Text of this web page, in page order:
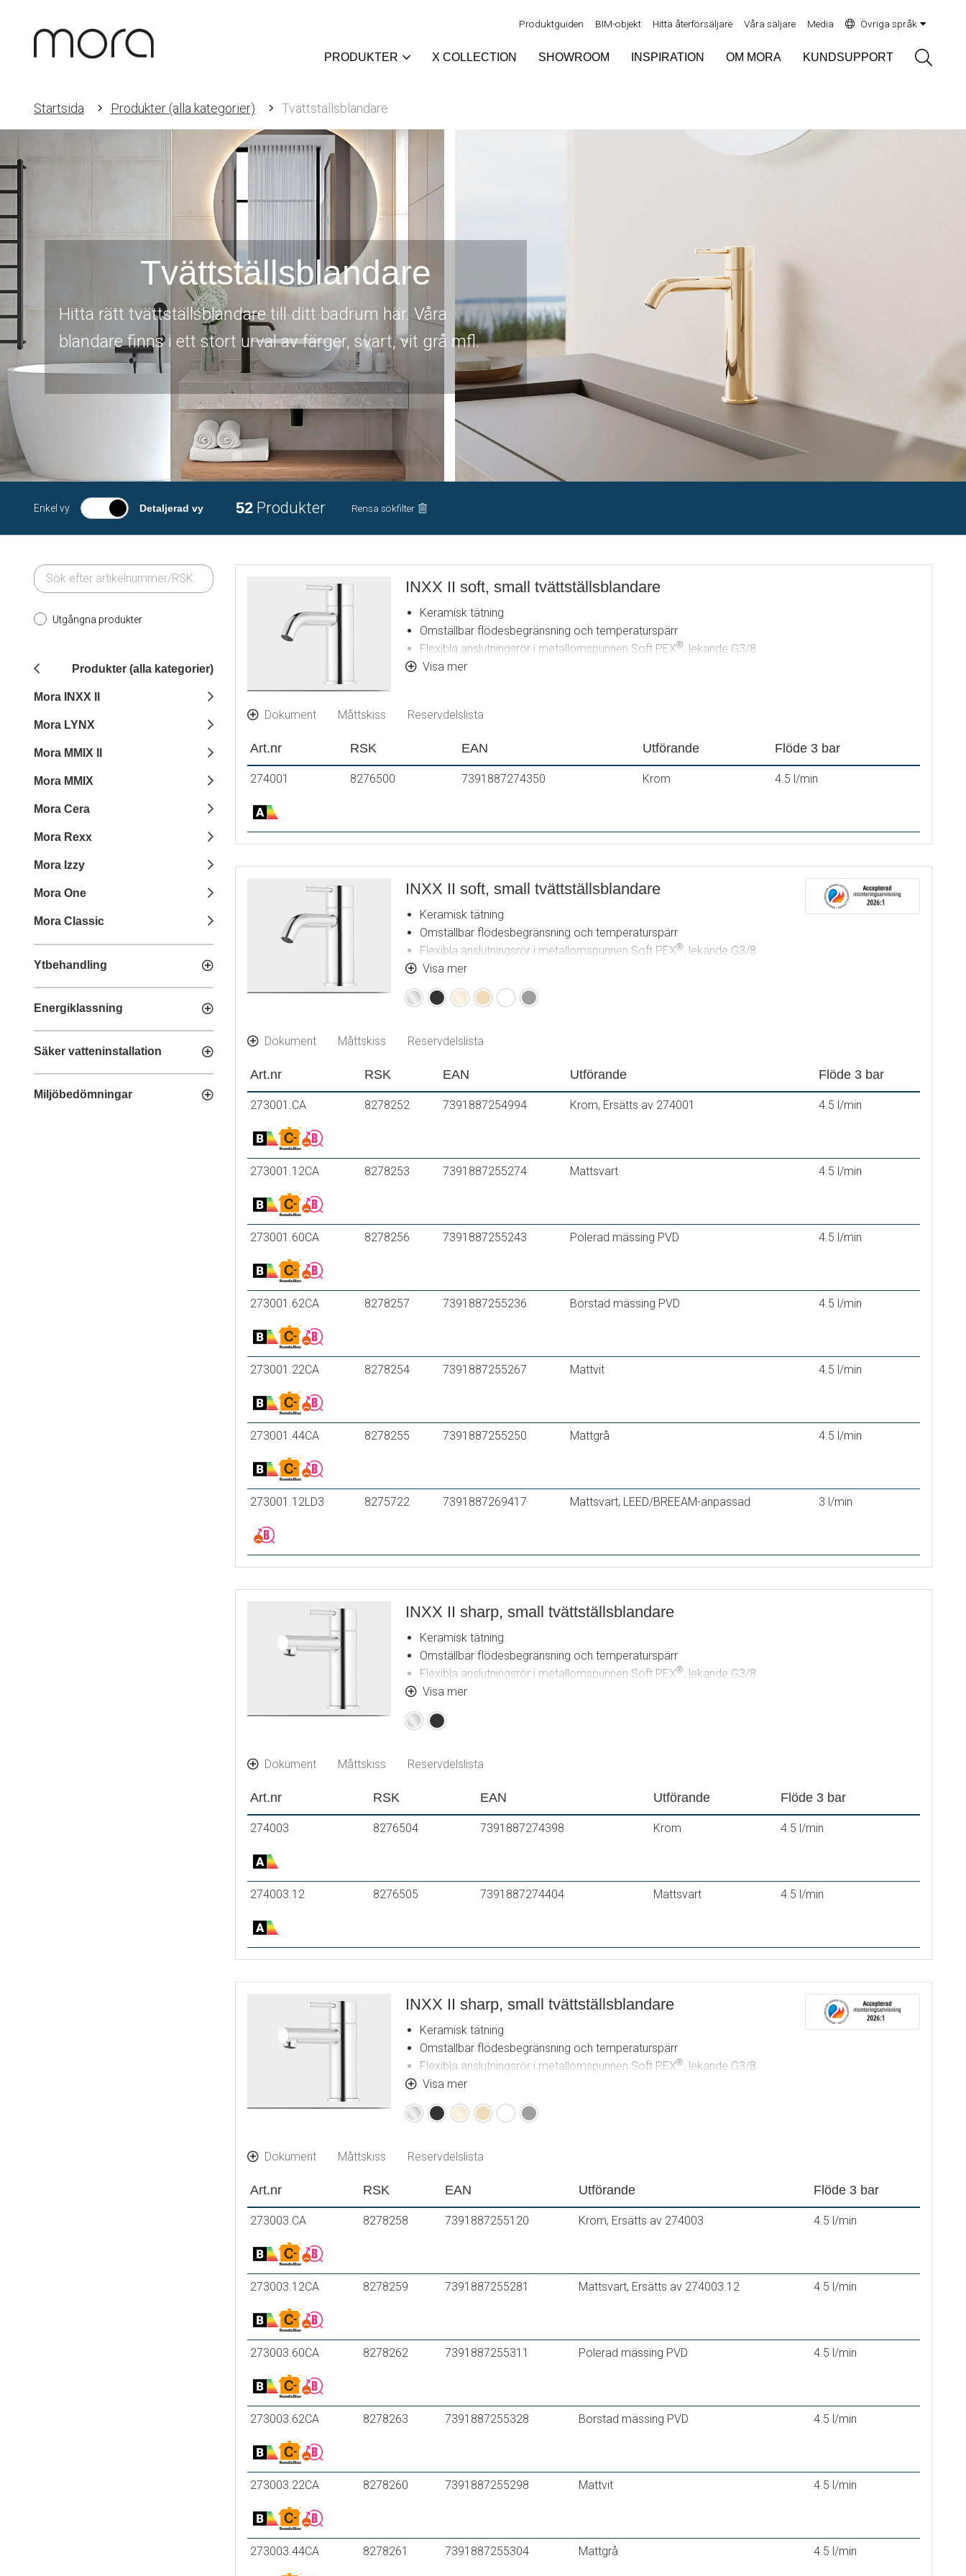
Produktguiden BIM-objekt Hitta återförsäljare Våra säljare Media Övriga språk
PRODUKTER X COLLECTION SHOWROOM INSPIRATION OM MORA KUNDSUPPORT
Startsida Produkter (alla kategorier) Tvättställsblandare
Tvättställsblandare
Hitta rätt tvättställsblandare till ditt badrum här. Våra
blandare finns i ett stort urval av färger, svart, vit grå mfl.
Enkel vy Detaljerad vy 52 Produkter Rensa sökfilter
Utgångna produkter
Produkter (alla kategorier)
Mora INXX II
Mora LYNX
Mora MMIX II
Mora MMIX
Mora Cera
Mora Rexx
Mora Izzy
Mora One
Mora Classic
Ytbehandling
Energiklassning
Säker vatteninstallation
Miljöbedömningar
INXX II soft, small tvättställsblandare
Keramisk tätning
Omställbar flödesbegränsning och temperaturspärr
Flexibla anslutningsrör i metallomspunnen Soft PEX®, lekande G3/8
Ljudklass 1
Visa mer
Dokument Måttskiss Reservdelslista
Art.nr RSK EAN Utförande Flöde 3 bar
274001 8276500 7391887274350 Krom 4.5 l/min
INXX II soft, small tvättställsblandare
Keramisk tätning
Omställbar flödesbegränsning och temperaturspärr
Flexibla anslutningsrör i metallomspunnen Soft PEX®, lekande G3/8
Hålmått Ø34-37 mm
Visa mer
KromMattsvart
Polerad
(PVD)
Borstad
(PVD)
MattvitMattgrå
Dokument Måttskiss Reservdelslista
Art.nr RSK EAN Utförande Flöde 3 bar
273001.CA 8278252 7391887254994 Krom, Ersätts av 274001 4.5 l/min
273001.12CA 8278253 7391887255274 Mattsvart 4.5 l/min
273001.60CA 8278256 7391887255243 Polerad mässing PVD 4.5 l/min
273001.62CA 8278257 7391887255236 Borstad mässing PVD 4.5 l/min
273001.22CA 8278254 7391887255267 Mattvit 4.5 l/min
273001.44CA 8278255 7391887255250 Mattgrå 4.5 l/min
273001.12LD3 8275722 7391887269417 Mattsvart, LEED/BREEAM-anpassad 3 l/min
INXX II sharp, small tvättställsblandare
Keramisk tätning
Omställbar flödesbegränsning och temperaturspärr
Flexibla anslutningsrör i metallomspunnen Soft PEX®, lekande G3/8
Ljudklass 1
Hålmått Ø34-37 mm
Visa mer
KromMattsvart
Dokument Måttskiss Reservdelslista
Art.nr RSK EAN Utförande Flöde 3 bar
274003 8276504 7391887274398 Krom 4.5 l/min
274003.12 8276505 7391887274404 Mattsvart 4.5 l/min
INXX II sharp, small tvättställsblandare
Keramisk tätning
Omställbar flödesbegränsning och temperaturspärr
Flexibla anslutningsrör i metallomspunnen Soft PEX®, lekande G3/8
Hålmått Ø34-37 mm
Visa mer
KromMattsvart
Polerad
(PVD)
Borstad
(PVD)
MattvitMattgrå
Dokument Måttskiss Reservdelslista
Art.nr RSK EAN Utförande Flöde 3 bar
273003.CA 8278258 7391887255120 Krom, Ersätts av 274003 4.5 l/min
273003.12CA 8278259 7391887255281 Mattsvart, Ersätts av 274003.12 4.5 l/min
273003.60CA 8278262 7391887255311 Polerad mässing PVD 4.5 l/min
273003.62CA 8278263 7391887255328 Borstad mässing PVD 4.5 l/min
273003.22CA 8278260 7391887255298 Mattvit 4.5 l/min
273003.44CA 8278261 7391887255304 Mattgrå 4.5 l/min